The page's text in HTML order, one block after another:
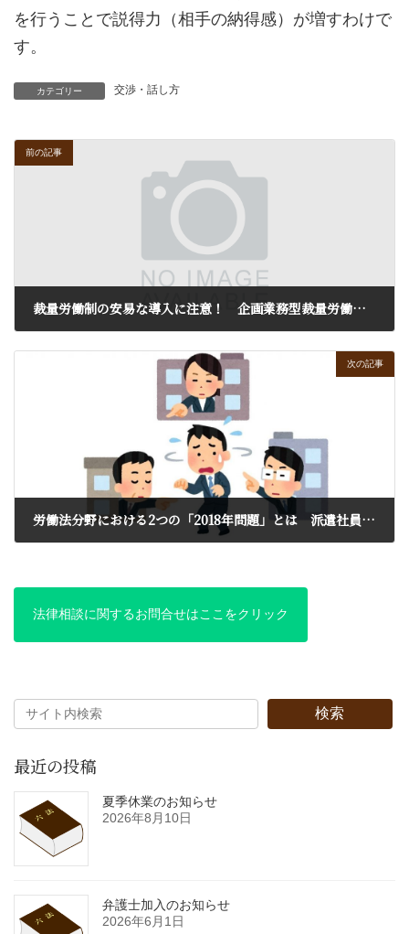
を行うことで説得力（相手の納得感）が増すわけで
す。
カテゴリー 交渉・話し方
前の記事
裁量労働制の安易な導入に注意！ 企画業務型裁量労働制とは
次の記事
労働法分野における2つの「2018年問題」とは 派遣社員の問題と有期雇用社員の問題
法律相談に関するお問合せはここをクリック
検索
最近の投稿
夏季休業のお知らせ
2026年8月10日
弁護士加入のお知らせ
2026年6月1日